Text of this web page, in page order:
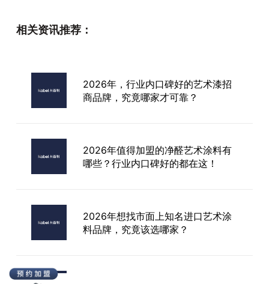
相关资讯推荐：
2026年，行业内口碑好的艺术漆招
商品牌，究竟哪家才可靠？
2026年值得加盟的净醛艺术涂料有
哪些？行业内口碑好的都在这！
2026年想找市面上知名进口艺术涂
料品牌，究竟该选哪家？